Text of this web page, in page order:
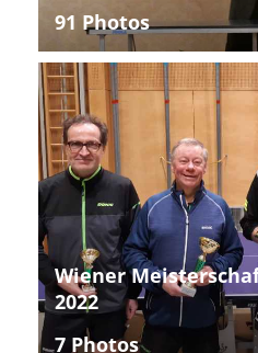
91 Photos
Wiener
2022
7 Photos